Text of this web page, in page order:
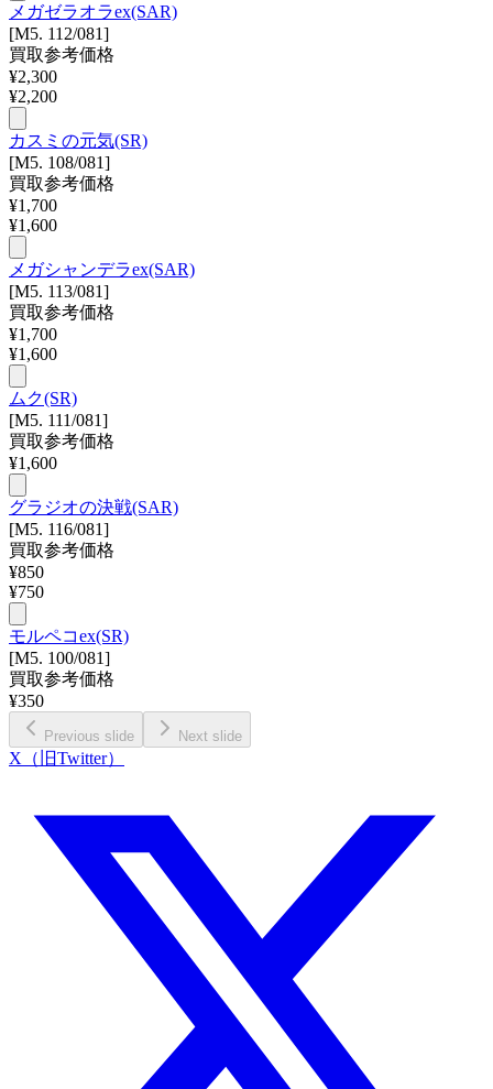
メガゼラオラex(SAR)
[M5. 112/081]
買取参考価格
¥2,300
¥2,200
カスミの元気(SR)
[M5. 108/081]
買取参考価格
¥1,700
¥1,600
メガシャンデラex(SAR)
[M5. 113/081]
買取参考価格
¥1,700
¥1,600
ムク(SR)
[M5. 111/081]
買取参考価格
¥1,600
グラジオの決戦(SAR)
[M5. 116/081]
買取参考価格
¥850
¥750
モルペコex(SR)
[M5. 100/081]
買取参考価格
¥350
Previous slide Next slide
X（旧Twitter）